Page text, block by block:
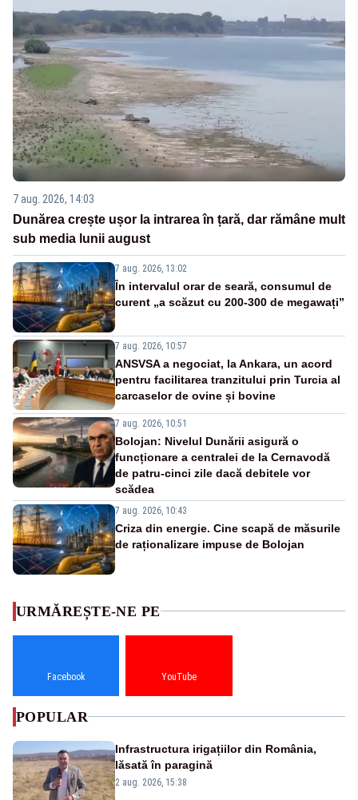
7 aug. 2026, 14:03
Dunărea crește ușor la intrarea în țară, dar rămâne mult
sub media lunii august
7 aug. 2026, 13:02
În intervalul orar de seară, consumul de
curent „a scăzut cu 200-300 de megawați”
7 aug. 2026, 10:57
ANSVSA a negociat, la Ankara, un acord
pentru facilitarea tranzitului prin Turcia al
carcaselor de ovine și bovine
7 aug. 2026, 10:51
Bolojan: Nivelul Dunării asigură o
funcționare a centralei de la Cernavodă
de patru-cinci zile dacă debitele vor
scădea
7 aug. 2026, 10:43
Criza din energie. Cine scapă de măsurile
de raționalizare impuse de Bolojan
URMĂREȘTE-NE PE
Facebook YouTube
POPULAR
Infrastructura irigațiilor din România,
lăsată în paragină
2 aug. 2026, 15:38